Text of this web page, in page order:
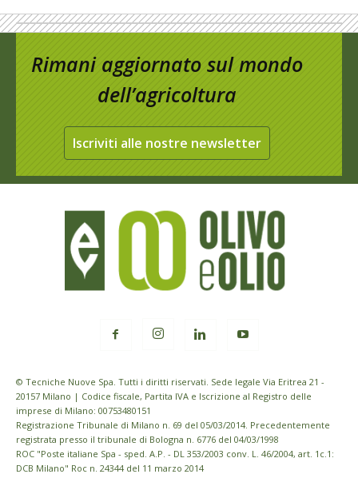
Rimani aggiornato sul mondo
dell’agricoltura
Iscriviti alle nostre newsletter
© Tecniche Nuove Spa. Tutti i diritti riservati. Sede legale Via Eritrea 21 -
20157 Milano | Codice fiscale, Partita IVA e Iscrizione al Registro delle
imprese di Milano: 00753480151
Registrazione Tribunale di Milano n. 69 del 05/03/2014. Precedentemente
registrata presso il tribunale di Bologna n. 6776 del 04/03/1998
ROC "Poste italiane Spa - sped. A.P. - DL 353/2003 conv. L. 46/2004, art. 1c.1:
DCB Milano" Roc n. 24344 del 11 marzo 2014